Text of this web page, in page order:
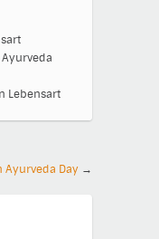
Ayurveda
Lebensart
Ayurveda Day →